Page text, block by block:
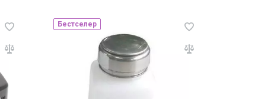
Наявність на складі: Львів
Бестселер